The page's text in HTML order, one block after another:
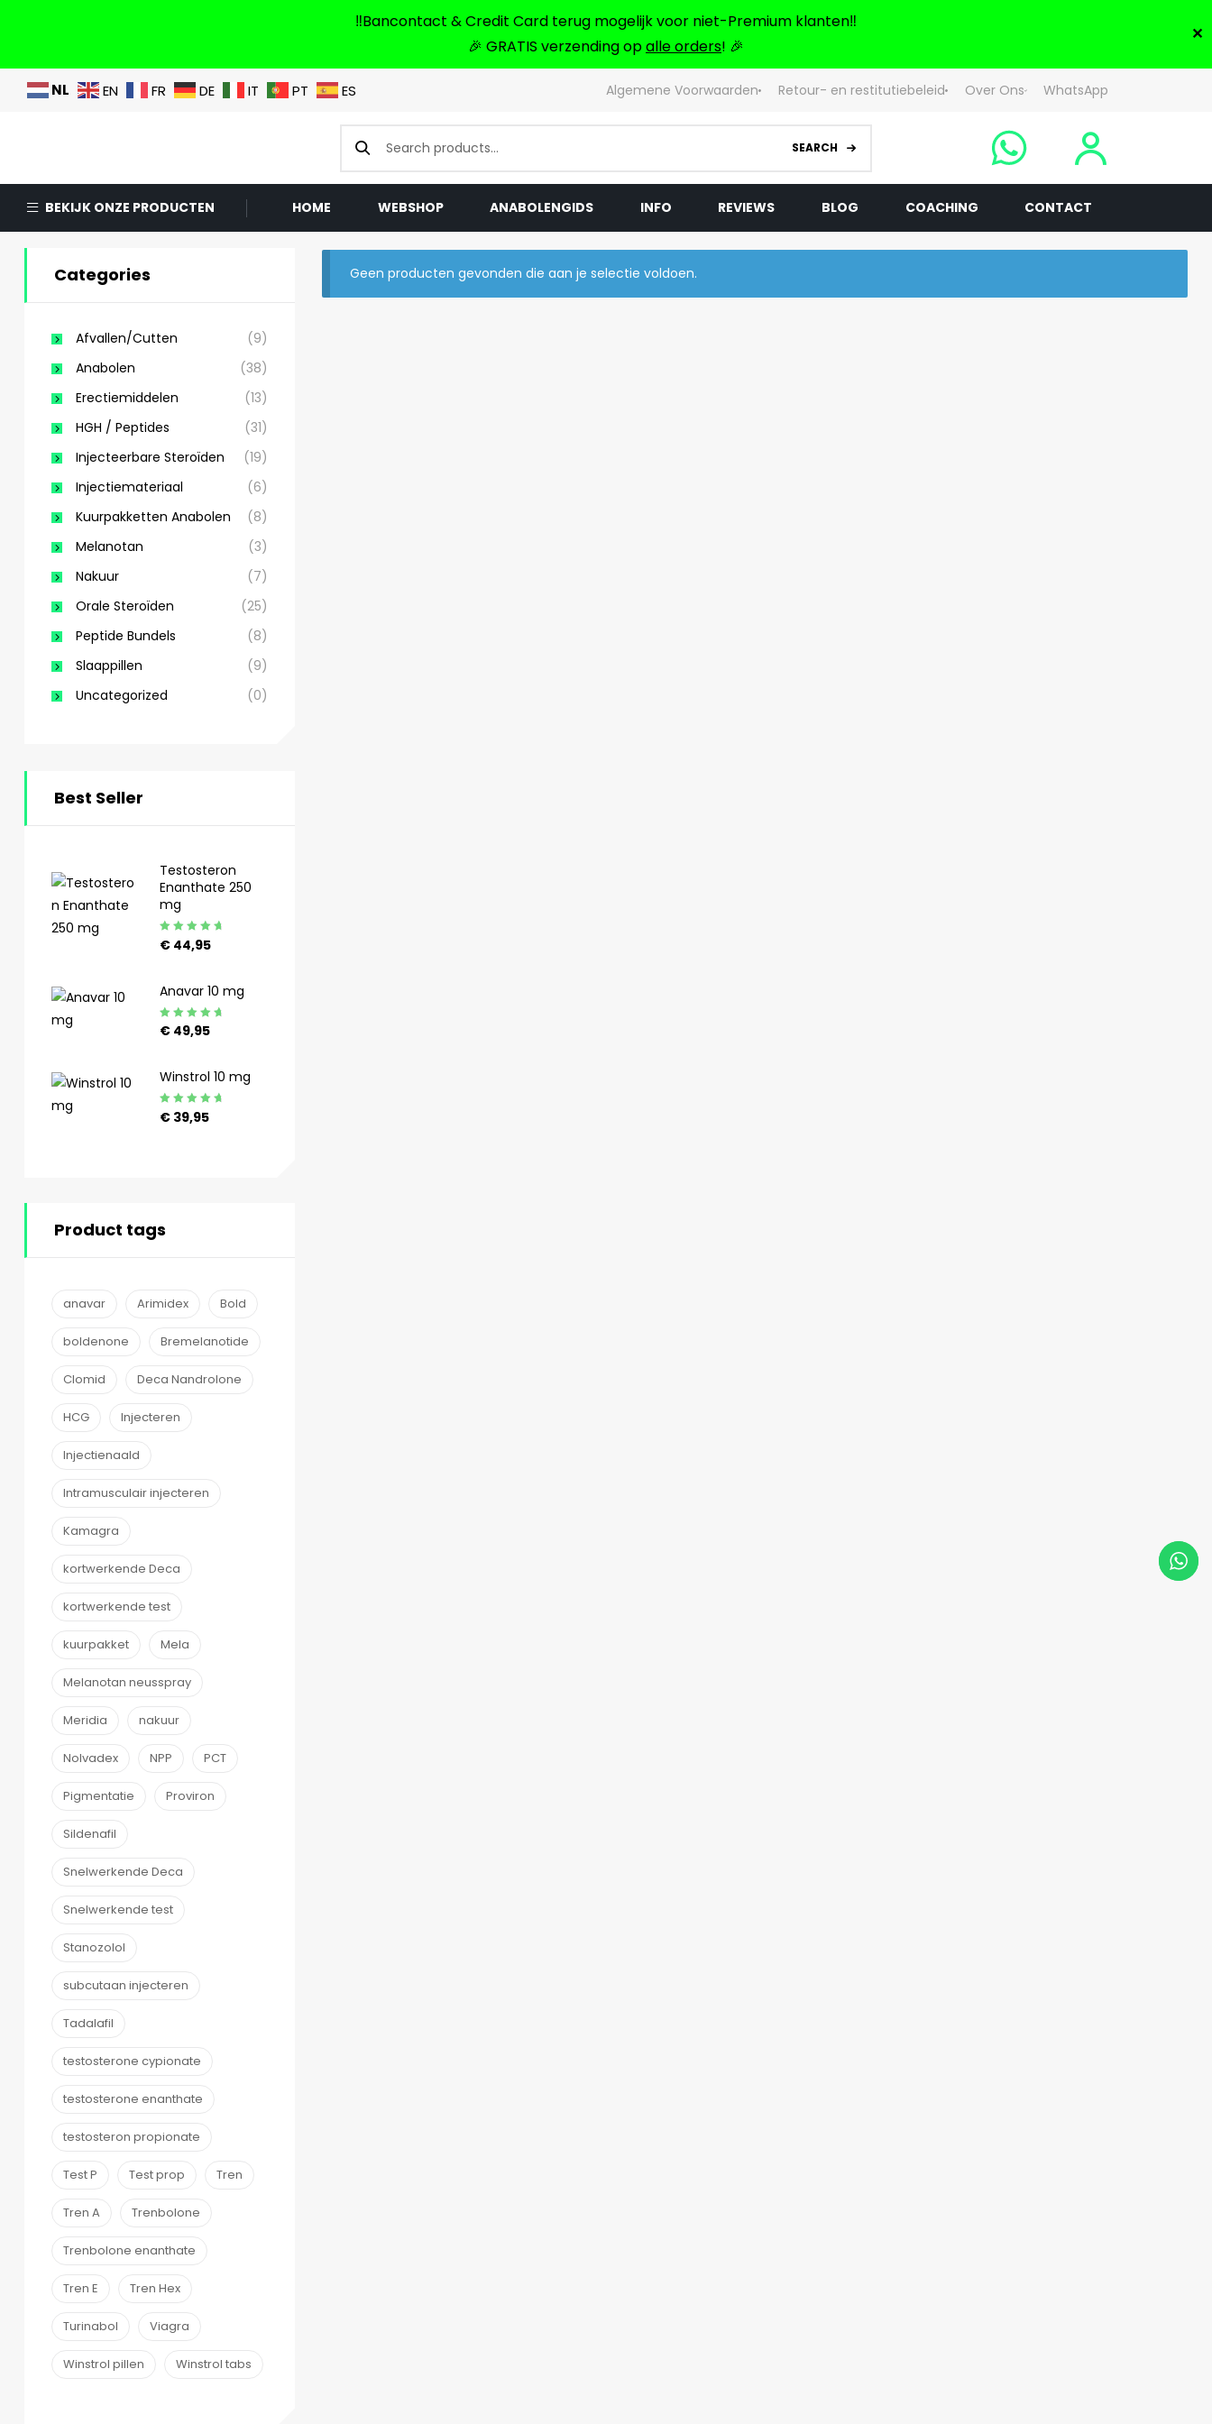
‼️Bancontact & Credit Card terug mogelijk voor niet-Premium klanten‼️
🎉 GRATIS verzending opalle orders! 🎉
✕
NL EN FR DE IT PT ES Algemene Voorwaarden Retour- en restitutiebeleid Over Ons WhatsApp
SEARCH
BEKIJK ONZE PRODUCTEN HOME WEBSHOP ANABOLENGIDS INFO REVIEWS BLOG COACHING CONTACT
Geen producten gevonden die aan je selectie voldoen.
Categories
Afvallen/Cutten
(9)
Anabolen
(38)
Erectiemiddelen
(13)
HGH / Peptides
(31)
Injecteerbare Steroïden
(19)
Injectiemateriaal
(6)
Kuurpakketten Anabolen
(8)
Melanotan
(3)
Nakuur
(7)
Orale Steroïden
(25)
Peptide Bundels
(8)
Slaappillen
(9)
Uncategorized
(0)
Best Seller
Testosteron
Enanthate 250
mg
Gewaardeerd
€ 44,95
Anavar 10 mg
Gewaardeerd
€ 49,95
Winstrol 10 mg
Gewaardeerd
€ 39,95
Product tags
anavar Arimidex Bold
boldenone Bremelanotide
Clomid Deca Nandrolone
HCG Injecteren
Injectienaald
Intramusculair injecteren
Kamagra
kortwerkende Deca
kortwerkende test
kuurpakket Mela
Melanotan neusspray
Meridia nakuur
Nolvadex NPP PCT
Pigmentatie Proviron
Sildenafil
Snelwerkende Deca
Snelwerkende test
Stanozolol
subcutaan injecteren
Tadalafil
testosterone cypionate
testosterone enanthate
testosteron propionate
Test P Test prop Tren
Tren A Trenbolone
Trenbolone enanthate
Tren E Tren Hex
Turinabol Viagra
Winstrol pillen Winstrol tabs